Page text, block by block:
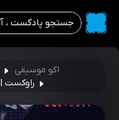
اکو موسیقی
راوکست | Ravcast